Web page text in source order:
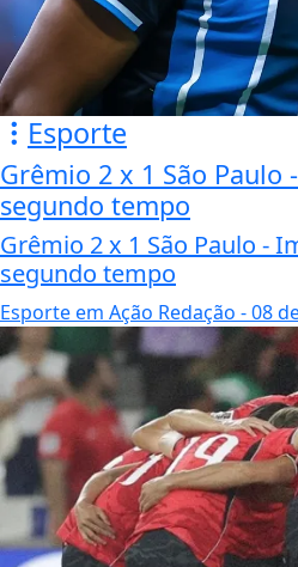
Esporte
Grêmio 2 x 1 São
segundo tempo
Grêmio 2 x 1 São Paulo -
segundo tempo
Esporte em Ação Redação - 08